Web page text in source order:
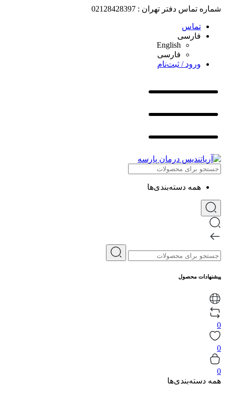
شماره تماس دفتر تهران : 02128428397
تماس
فارسی
English
فارسی
ورود / ثبت‌نام
همه دسته‌بندی‌ها
پیشنهادات محصول
0
0
0
همه دسته‌بندی‌ها